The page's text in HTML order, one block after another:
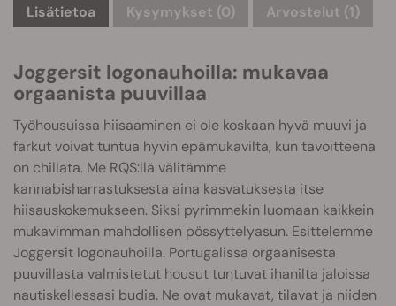
Lisätietoa Kysymykset (0) Arvostelut (1)
Joggersit logonauhoilla: mukavaa
orgaanista puuvillaa
Työhousuissa hiisaaminen ei ole koskaan hyvä muuvi ja
farkut voivat tuntua hyvin epämukavilta, kun tavoitteena
on chillata. Me RQS:llä välitämme
kannabisharrastuksesta aina kasvatuksesta itse
hiisauskokemukseen. Siksi pyrimmekin luomaan kaikkein
mukavimman mahdollisen pössyttelyasun. Esittelemme
Joggersit logonauhoilla. Portugalissa orgaanisesta
puuvillasta valmistetut housut tuntuvat ihanilta jaloissa
nautiskellessasi budia. Ne ovat mukavat, tilavat ja niiden